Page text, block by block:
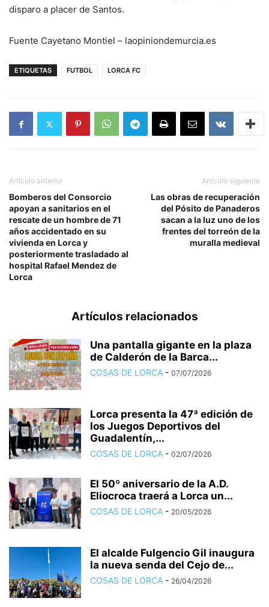
disparo a placer de Santos.
Fuente Cayetano Montiel – laopiniondemurcia.es
ETIQUETAS FUTBOL LORCA FC
Artículo anterior
Bomberos del Consorcio
apoyan a sanitarios en el
rescate de un hombre de 71
años accidentado en su
vivienda en Lorca y
posteriormente trasladado al
hospital Rafael Mendez de
Lorca
Artículo siguiente
Las obras de recuperación
del Pósito de Panaderos
sacan a la luz uno de los
frentes del torreón de la
muralla medieval
Artículos relacionados
Una pantalla gigante en la plaza
de Calderón de la Barca...
COSAS DE LORCA - 07/07/2026
Lorca presenta la 47ª edición de
los Juegos Deportivos del
Guadalentín,...
COSAS DE LORCA - 02/07/2026
El 50º aniversario de la A.D.
Eliocroca traerá a Lorca un...
COSAS DE LORCA - 20/05/2026
El alcalde Fulgencio Gil inaugura
la nueva senda del Cejo de...
COSAS DE LORCA - 26/04/2026